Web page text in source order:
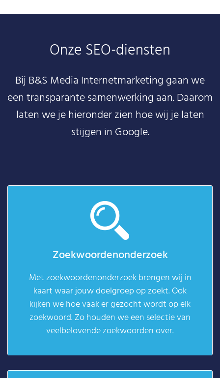
Onze SEO-diensten
Bij B&S Media Internetmarketing gaan we
een transparante samenwerking aan. Daarom
laten we je hieronder zien hoe wij je laten
stijgen in Google.
Zoekwoordenonderzoek
Met zoekwoordenonderzoek brengen wij in
kaart waar jouw doelgroep op zoekt. Ook
kijken we hoe vaak er gezocht wordt op elk
zoekwoord. Zo houden we een selectie van
veelbelovende zoekwoorden over.